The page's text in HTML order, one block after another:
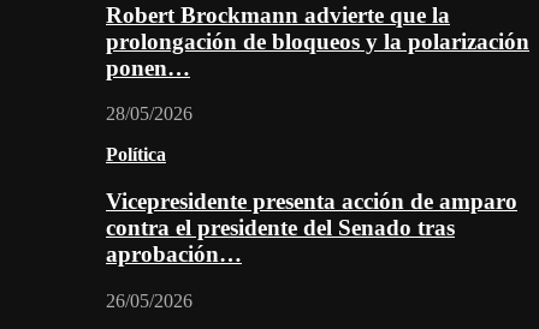
Robert Brockmann advierte que la
prolongación de bloqueos y la polarización
ponen…
28/05/2026
Política
Vicepresidente presenta acción de amparo
contra el presidente del Senado tras
aprobación…
26/05/2026